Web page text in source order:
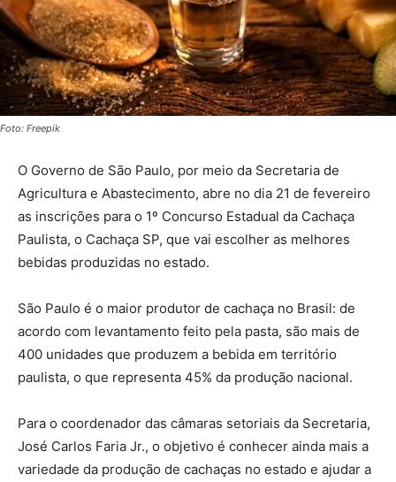
Foto: Freepik
O Governo de São Paulo, por meio da Secretaria de
Agricultura e Abastecimento, abre no dia 21 de fevereiro
as inscrições para o 1º Concurso Estadual da Cachaça
Paulista, o Cachaça SP, que vai escolher as melhores
bebidas produzidas no estado.
São Paulo é o maior produtor de cachaça no Brasil: de
acordo com levantamento feito pela pasta, são mais de
400 unidades que produzem a bebida em território
paulista, o que representa 45% da produção nacional.
Para o coordenador das câmaras setoriais da Secretaria,
José Carlos Faria Jr., o objetivo é conhecer ainda mais a
variedade da produção de cachaças no estado e ajudar a